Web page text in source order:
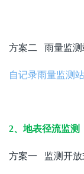
方案二 雨量监测
自记录雨量监测站
2、地表径流监测
方案一 监测开放